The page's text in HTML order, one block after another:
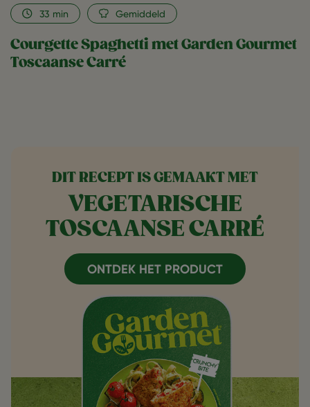
Courgette Spaghetti met Garden Gourmet
Toscaanse Carré
33 min Gemiddeld
DIT RECEPT IS GEMAAKT MET
VEGETARISCHE
TOSCAANSE CARRÉ
ONTDEK HET PRODUCT